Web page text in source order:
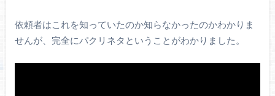
依頼者はこれを知っていたのか知らなかったのかわかりま
せんが、完全にパクリネタということがわかりました。